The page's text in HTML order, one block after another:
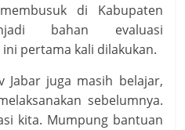
di Kabupaten
bahan evaluasi
pertama kali dilakukan.
Jabar juga masih belajar,
sebelumnya.
kita. Mumpung bantuan